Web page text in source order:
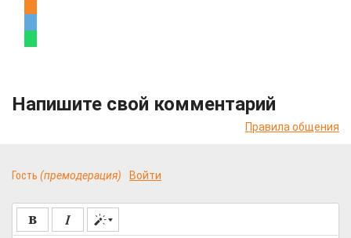
Напишите свой комментарий
Правила общения
Гость (премодерация) Войти